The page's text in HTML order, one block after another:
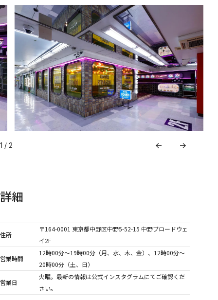
1 / 2
詳細
住所
〒164-0001 東京都中野区中野5-52-15 中野ブロードウェ
イ2F
営業時間
12時00分〜19時00分（月、水、木、金）、12時00分〜
20時00分（土、日）
営業日
火曜。最新の情報は公式インスタグラムにてご確認くだ
さい。
COMPANY
RECRUITMENT
CONTACT